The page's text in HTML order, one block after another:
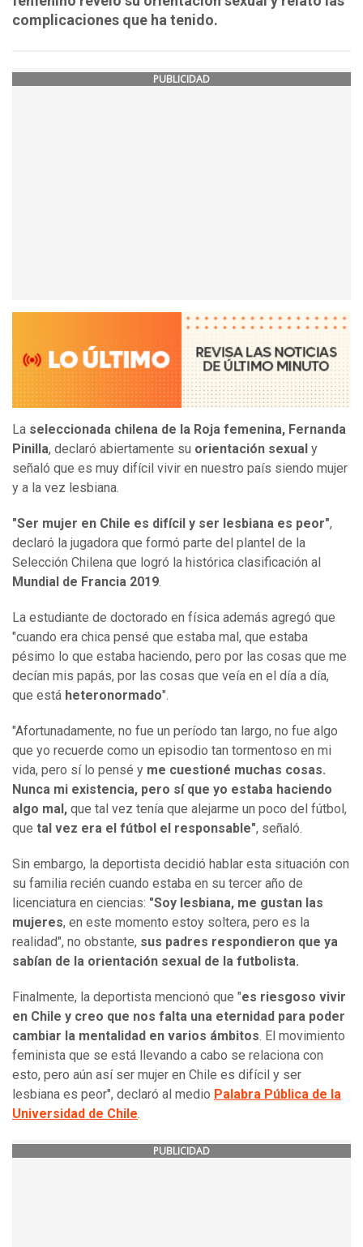
complicaciones que ha tenido.
PUBLICIDAD
La seleccionada chilena de la Roja femenina, Fernanda
Pinilla, declaró abiertamente su orientación sexual y
señaló que es muy difícil vivir en nuestro país siendo mujer
y a la vez lesbiana.
"Ser mujer en Chile es difícil y ser lesbiana es peor",
declaró la jugadora que formó parte del plantel de la
Selección Chilena que logró la histórica clasificación al
Mundial de Francia 2019.
La estudiante de doctorado en física además agregó que
"cuando era chica pensé que estaba mal, que estaba
pésimo lo que estaba haciendo, pero por las cosas que me
decían mis papás, por las cosas que veía en el día a día,
que está heteronormado".
"Afortunadamente, no fue un período tan largo, no fue algo
que yo recuerde como un episodio tan tormentoso en mi
vida, pero sí lo pensé y me cuestioné muchas cosas.
Nunca mi existencia, pero sí que yo estaba haciendo
algo mal, que tal vez tenía que alejarme un poco del fútbol,
que tal vez era el fútbol el responsable", señaló.
Sin embargo, la deportista decidió hablar esta situación con
su familia recién cuando estaba en su tercer año de
licenciatura en ciencias: "Soy lesbiana, me gustan las
mujeres, en este momento estoy soltera, pero es la
realidad", no obstante, sus padres respondieron que ya
sabían de la orientación sexual de la futbolista.
Finalmente, la deportista mencionó que "es riesgoso vivir
en Chile y creo que nos falta una eternidad para poder
cambiar la mentalidad en varios ámbitos. El movimiento
feminista que se está llevando a cabo se relaciona con
esto, pero aún así ser mujer en Chile es difícil y ser
lesbiana es peor", declaró al medio Palabra Pública de la
Universidad de Chile.
PUBLICIDAD